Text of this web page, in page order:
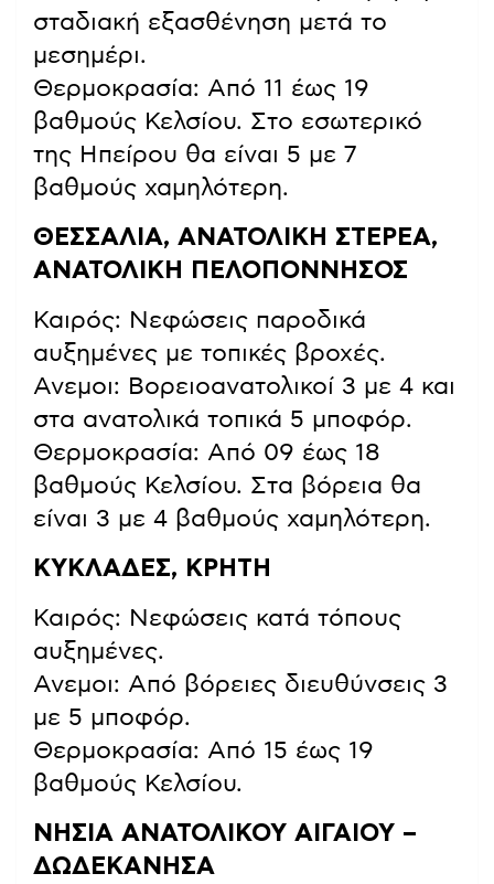
σταδιακή εξασθένηση μετά το
μεσημέρι.
Θερμοκρασία: Από 11 έως 19
βαθμούς Κελσίου. Στο εσωτερικό
της Ηπείρου θα είναι 5 με 7
βαθμούς χαμηλότερη.
ΘΕΣΣΑΛΙΑ, ΑΝΑΤΟΛΙΚΗ ΣΤΕΡΕΑ,
ΑΝΑΤΟΛΙΚΗ ΠΕΛΟΠΟΝΝΗΣΟΣ
Καιρός: Νεφώσεις παροδικά
αυξημένες με τοπικές βροχές.
Ανεμοι: Βορειοανατολικοί 3 με 4 και
στα ανατολικά τοπικά 5 μποφόρ.
Θερμοκρασία: Από 09 έως 18
βαθμούς Κελσίου. Στα βόρεια θα
είναι 3 με 4 βαθμούς χαμηλότερη.
ΚΥΚΛΑΔΕΣ, ΚΡΗΤΗ
Καιρός: Νεφώσεις κατά τόπους
αυξημένες.
Ανεμοι: Από βόρειες διευθύνσεις 3
με 5 μποφόρ.
Θερμοκρασία: Από 15 έως 19
βαθμούς Κελσίου.
ΝΗΣΙΑ ΑΝΑΤΟΛΙΚΟΥ ΑΙΓΑΙΟΥ –
ΔΩΔΕΚΑΝΗΣΑ